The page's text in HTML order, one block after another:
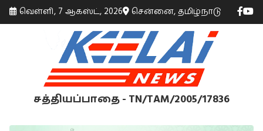
வெள்ளி, 7 ஆகஸ்ட், 2026 சென்னை, தமிழ்நாடு
சத்தியப்பாதை - TN/TAM/2005/17836